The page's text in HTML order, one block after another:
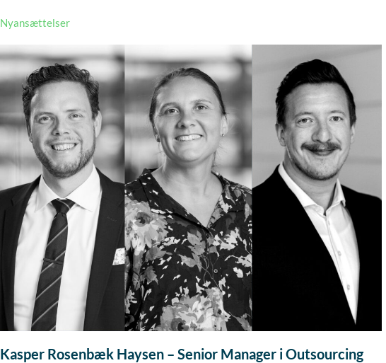
Nyansættelser
Kasper Rosenbæk Haysen – Senior Manager i Outsourcing